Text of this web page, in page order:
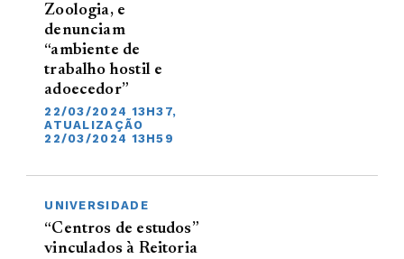
Zoologia, e
denunciam
“ambiente de
trabalho hostil e
adoecedor”
22/03/2024 13H37,
ATUALIZAÇÃO
22/03/2024 13H59
UNIVERSIDADE
“Centros de estudos”
vinculados à Reitoria